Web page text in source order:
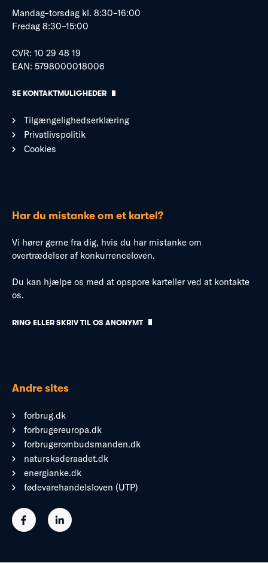
Mandag–torsdag kl. 8:30–16:00
Fredag 8:30–15:00
CVR: 10 29 48 19
EAN: 5798000018006
SE KONTAKTMULIGHEDER
Tilgængelighedserklæring
Privatlivspolitik
Cookies
Har du mistanke om et kartel?
Vi hører gerne fra dig, hvis du har mistanke om
overtrædelser af konkurrenceloven.
Du kan hjælpe os med at opspore karteller ved at kontakte
os.
RING ELLER SKRIV TIL OS ANONYMT
Andre sites
forbrug.dk
forbrugereuropa.dk
forbrugerombudsmanden.dk
naturskaderaadet.dk
energianke.dk
fødevarehandelsloven (UTP)